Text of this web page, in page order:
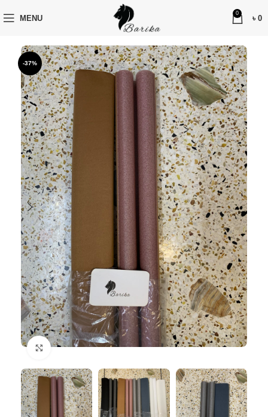
MENU
0
৳ 0
-37%
Click to enlarge